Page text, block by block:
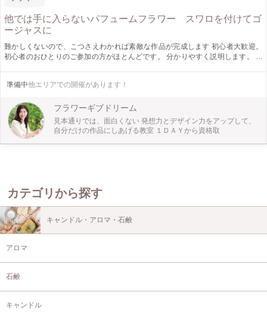
他では手に入らないパフュームフラワー スワロを付けてゴ
ージャスに
難かしくないので、こつさえわかれば素敵な作品が完成します 初心者大歓迎。
初心者のおひとりのご参加の方がほとんどです。 分かりやすく説明します。 写
な石鹸の香りで癒されます。 キラキラシルバーのハートボックスにパフューム
作ります サイズ12x12x10（蓋を開けた場合） ＜こんなことを学びます＞ ま
ず、パフュームフラワー？は何かしら？どのように扱えばいいのかしら？にお答
えするところから、始まります。 花びらをバラバラにして、花芯をどうする
か？ パフュームフラワーの花びらをバラバラにして、１輪の大輪のバラに組み
らにスワロフスキーを付けると優雅にお花が輝きを増します。 スワロの付け方
のコツも学びます 自分だけの色の組み合わせデザインでアレンジ可能です。世
界でたったひとつの作品が完成します。プレゼントにも、インテリアにも最適で
す。永久保存可能です。 少人数なので、全くの初心者でも丁寧にお教えしま
す。安心してください！ 必ず素敵な作品に仕上がります。 石鹸のほのかな香り
成感とほのぼのとした気分が味わえます。明るくなれます。 よろしければホー
準備中他エリアでの開催があります！
フラワーギブドリーム
見本通りでは、面白くない 発想力とデザイン力をアップして、
自分だけの作品にしあげる教室 １ＤＡＹから資格取
カテゴリから探す
キャンドル・アロマ・石鹸
アロマ
石鹸
キャンドル